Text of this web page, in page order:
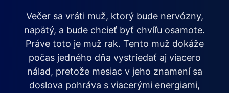
Večer sa vráti muž, ktorý bude nervózny,
napätý, a bude chcieť byť chvíľu osamote.
Práve toto je muž rak. Tento muž dokáže
počas jedného dňa vystriedať aj viacero
nálad, pretože mesiac v jeho znamení sa
doslova pohráva s viacerými energiami,